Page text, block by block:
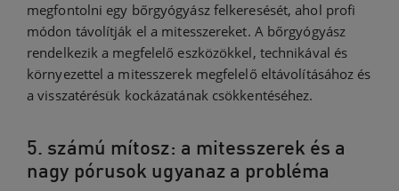
megfontolni egy bőrgyógyász felkeresését, ahol profi
módon távolítják el a mitesszereket. A bőrgyógyász
rendelkezik a megfelelő eszközökkel, technikával és
környezettel a mitesszerek megfelelő eltávolításához és
a visszatérésük kockázatának csökkentéséhez.
5. számú mítosz: a mitesszerek és a
nagy pórusok ugyanaz a probléma